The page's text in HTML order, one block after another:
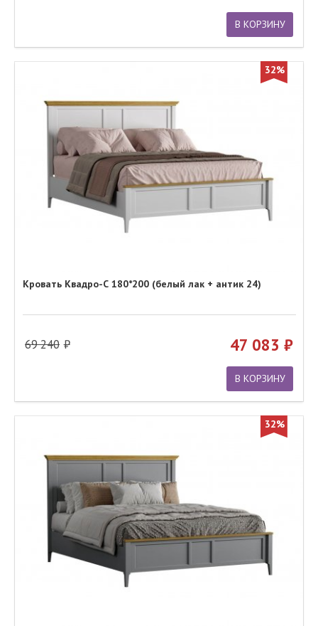
В КОРЗИНУ
32%
Кровать Квадро-С 180*200 (белый лак + антик 24)
69 240 47 083
В КОРЗИНУ
32%